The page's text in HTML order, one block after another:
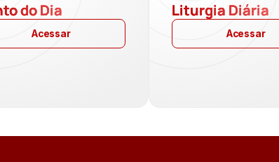
do Dia
Acessar
Liturgia Diária
Acessar